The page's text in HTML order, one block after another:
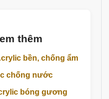
thêm
bền, chống ẩm
chống nước
bóng gương